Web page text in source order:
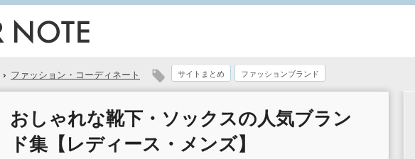
› ファッション・コーディネート サイトまとめ ファッションブランド
おしゃれな靴下・ソックスの人気ブラン
ド集【レディース・メンズ】